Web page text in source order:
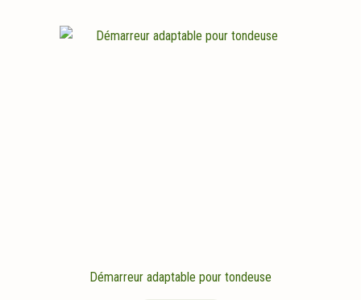
Démarreur adaptable pour tondeuse